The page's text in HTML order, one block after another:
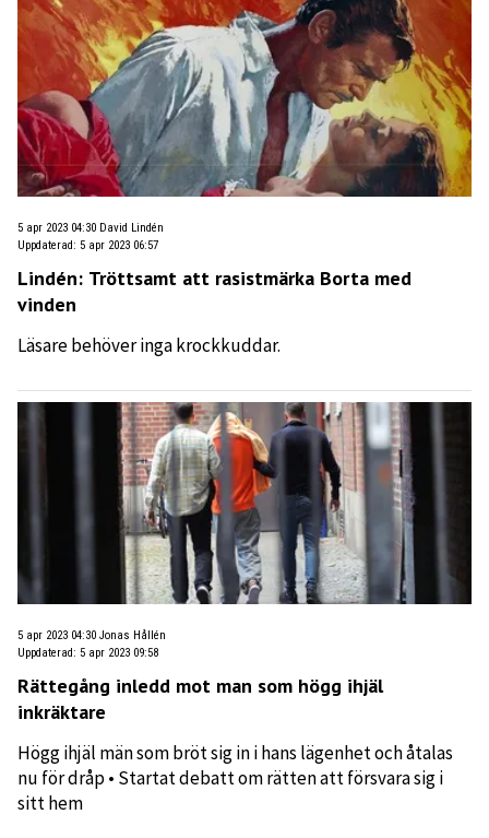
5 apr 2023 04:30 David Lindén
Uppdaterad: 5 apr 2023 06:57
Lindén: Tröttsamt att rasistmärka Borta med
vinden
Läsare behöver inga krockkuddar.
5 apr 2023 04:30 Jonas Hållén
Uppdaterad: 5 apr 2023 09:58
Rättegång inledd mot man som högg ihjäl
inkräktare
Högg ihjäl män som bröt sig in i hans lägenhet och åtalas
nu för dråp • Startat debatt om rätten att försvara sig i
sitt hem